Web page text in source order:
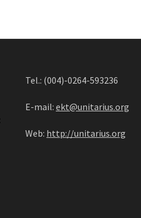
Tel.: (004)-0264-593236
E-mail: ekt@unitarius.org
Web: http://unitarius.org